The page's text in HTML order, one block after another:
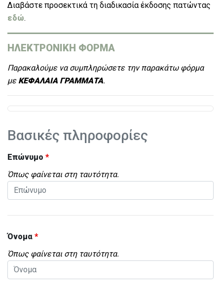
Διαβάστε προσεκτικά τη διαδικασία έκδοσης πατώντας
εδώ.
ΗΛΕΚΤΡΟΝΙΚΗ ΦΟΡΜΑ
Παρακαλούμε να συμπληρώσετε την παρακάτω φόρμα
με ΚΕΦΑΛΑΙΑ ΓΡΑΜΜΑΤΑ.
Βασικές πληροφορίες
Επώνυμο *
Όπως φαίνεται στη ταυτότητα.
Όνομα *
Όπως φαίνεται στη ταυτότητα.